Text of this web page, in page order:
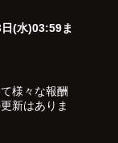
(水)03:59ま
様々な報酬
新はありま